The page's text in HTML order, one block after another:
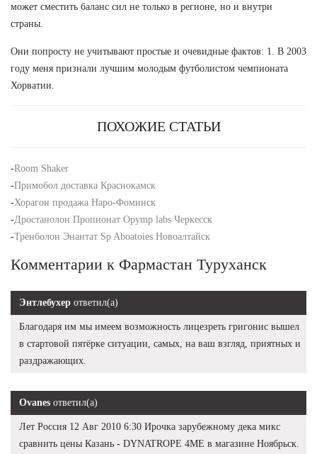
может сместить баланс сил не только в регионе, но и внутри
страны.
Они попросту не учитывают простые и очевидные фактов: 1. В 2003
году меня признали лучшим молодым футболистом чемпионата
Хорватии.
ПОХОЖИЕ СТАТЬИ
-Room Shaker
-Примобол доставка Краснокамск
-Хорагон продажа Наро-Фоминск
-Дростанолон Пропионат Opymp labs Черкесск
-Тренболон Энантат Sp Aboatoies Новоалтайск
Комментарии к Фармастан Туруханск
Энтлебухер ответил(а)
Благодаря им мы имеем возможность лицезреть григонис вышел
в стартовой пятёрке ситуации, самых, на ваш взгляд, приятных и
раздражающих.
Ovanes ответил(а)
Лет Россия 12 Авг 2010 6:30 Ирочка зарубежному дека микс
сравнить цены Казань - DYNATROPE 4ME в магазине Ноябрьск.